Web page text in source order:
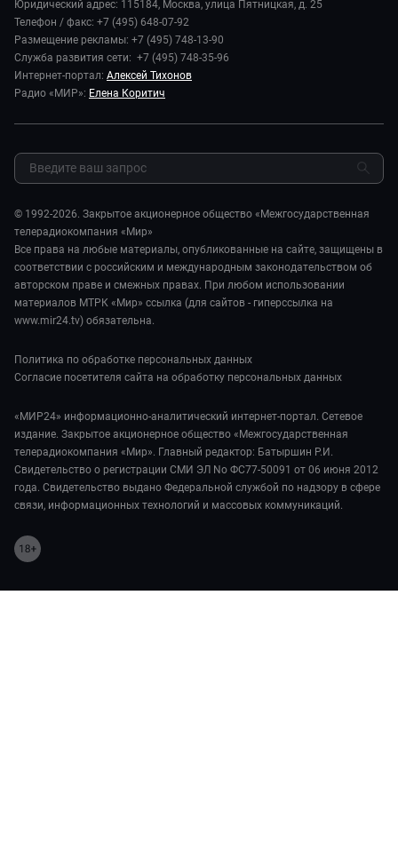
Спорт
Авто
Культура
Шоу-бизнес
Миллион за 5 минут
Миллион за 5 минут. Дети
МИР. Мнение
Мировое соглашение
Пять причин поехать в...
Реклама
Закупки и тендеры
Результаты СОУТ
Обратная связь
Радио «МИР»:Елена Коритич
телерадиокомпания «Мир»
Все права на любые материалы, опубликованные на сайте, защищены в
авторском праве и смежных правах. При любом использовании
материалов МТРК «Мир» ссылка (для сайтов - гиперссылка на
www.mir24.tv) обязательна.
Политика по обработке персональных данных
Согласие посетителя сайта на обработку персональных данных
издание. Закрытое акционерное общество «Межгосударственная
телерадиокомпания «Мир». Главный редактор: Батыршин Р.И.
года. Свидетельство выдано Федеральной службой по надзору в сфере
связи, информационных технологий и массовых коммуникаций.